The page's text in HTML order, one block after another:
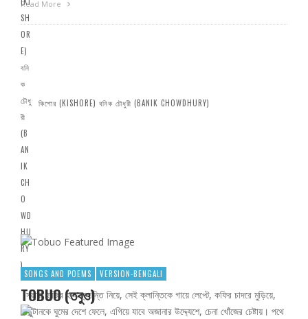
Read More
কিশোর (KISHORE) বনিক চৌধুরী (BANIK CHOWDHURY)
সন্ধ্যা হাজির হবে ক্লান্তি নিয়ে, সেই ক্লান্তিকে গায়ে লেপ্টে, কফির চাদরে মুড়িয়ে,
পিছুটানকে ঘুমের দেশে ফেলে, এগিয়ে যাবে অজানার উদ্দ্যেশে, চেনা খোঁজের চেষ্টায়। পথে
SONGS AND POEMS VERSION-BENGALI
TOBUO (তবুও)